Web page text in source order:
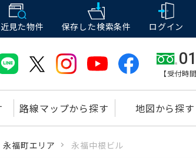
見た物件 保存した検索条件 ログイン
【受付時
路線マップから探す 地図から探す
福町エリア 永福中根ビル